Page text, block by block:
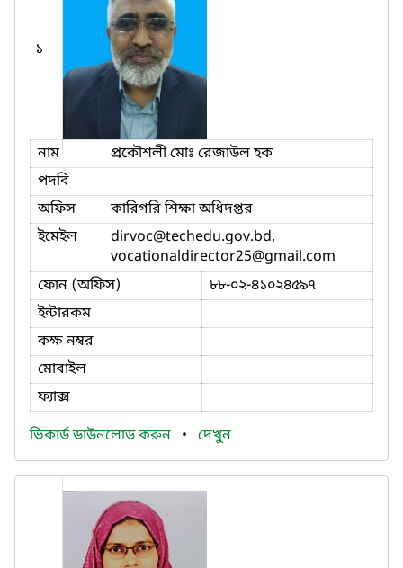
১
নাম
প্রকৌশলী মোঃ রেজাউল হক
পদবি
অফিস
কারিগরি শিক্ষা অধিদপ্তর
ইমেইল
dirvoc@techedu.gov.bd,
vocationaldirector25@gmail.com
ফোন (অফিস)
৮৮-০২-৪১০২৪৫৯৭
ইন্টারকম
কক্ষ নম্বর
মোবাইল
ফ্যাক্স
ভিকার্ড ডাউনলোড করুন • দেখুন